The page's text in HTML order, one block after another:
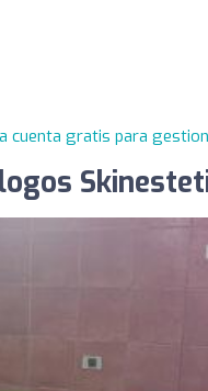
cuenta gratis para